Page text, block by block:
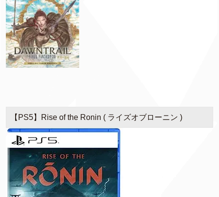
【PS5】Rise of the Ronin ( ライズオブローニン )